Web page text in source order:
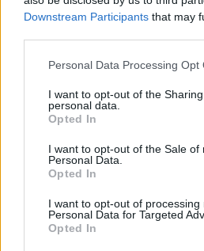
Downstream Participants that may
Personal Data Processing Opt
I want to opt-out of the
personal data.
Opted In
I want to opt-out of the Sale of
Personal Data.
Opted In
I want to opt-out of processing
Personal Data for Targeted
Opted In
treni AV Parigi-Londra
Redazione
IMPRESA E MANAGEMENT
OpenAI lavora al suo
IA: costerà 300 dollari
Emanuela Meucci
Sfoglia Moneta